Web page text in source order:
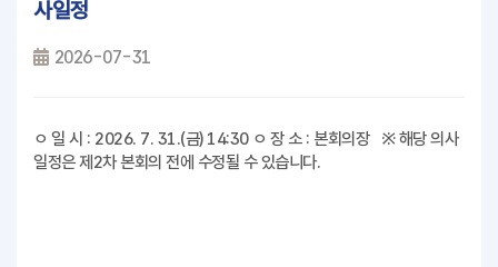
사일정
2026-07-31
ㅇ 일 시 : 2026. 7. 31.(금) 14:30 ㅇ 장 소 : 본회의장 ※ 해당 의사
일정은 제2차 본회의 전에 수정될 수 있습니다.